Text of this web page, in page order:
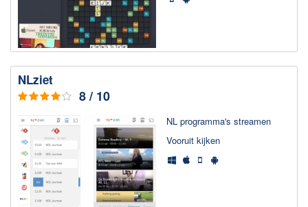
Media streamen
Mediaspeler
Opnemen Audio en Video
Video bewerken
Downloaden
BitTorrent Clients
Nieuwslezers (Downloaden via usenet)
Onderhoud & Veiligheid
Computer opschonen
NLziet
8 / 10
NL programma's streamen
Voor­uit kijken